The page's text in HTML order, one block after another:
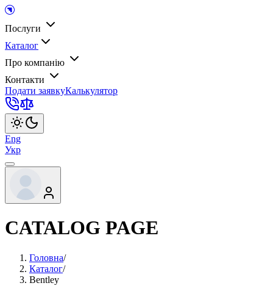
Послуги
Каталог
Про компанію
Контакти
Подати заявкуКалькулятор
Eng
Укр
CATALOG PAGE
Головна/
Каталог/
Bentley